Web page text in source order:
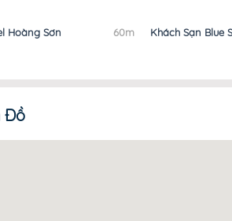
Hoàng Sơn 60m Khách Sạn Blue
Đồ